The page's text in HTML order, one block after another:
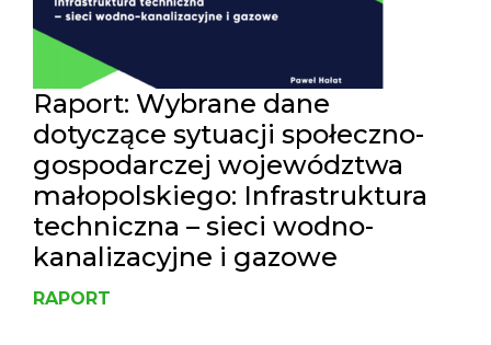
Raport: Wybrane dane
dotyczące sytuacji społeczno-
gospodarczej województwa
małopolskiego: Infrastruktura
techniczna – sieci wodno-
kanalizacyjne i gazowe
RAPORT